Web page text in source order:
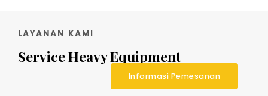
LAYANAN KAMI
Service Heavy Equipment
Informasi Pemesanan